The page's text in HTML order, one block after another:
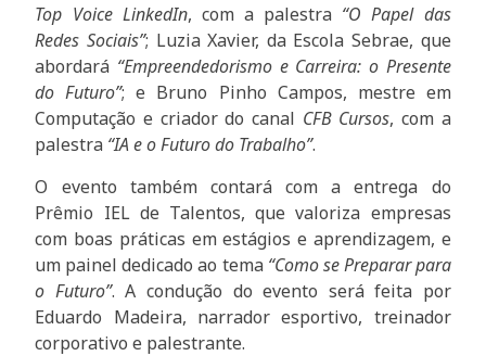
Top Voice LinkedIn, com a palestra “O Papel das
Redes Sociais”; Luzia Xavier, da Escola Sebrae, que
abordará “Empreendedorismo e Carreira: o Presente
do Futuro”; e Bruno Pinho Campos, mestre em
Computação e criador do canal CFB Cursos, com a
palestra “IA e o Futuro do Trabalho”.
O evento também contará com a entrega do
Prêmio IEL de Talentos, que valoriza empresas
com boas práticas em estágios e aprendizagem, e
um painel dedicado ao tema “Como se Preparar para
o Futuro”. A condução do evento será feita por
Eduardo Madeira, narrador esportivo, treinador
corporativo e palestrante.